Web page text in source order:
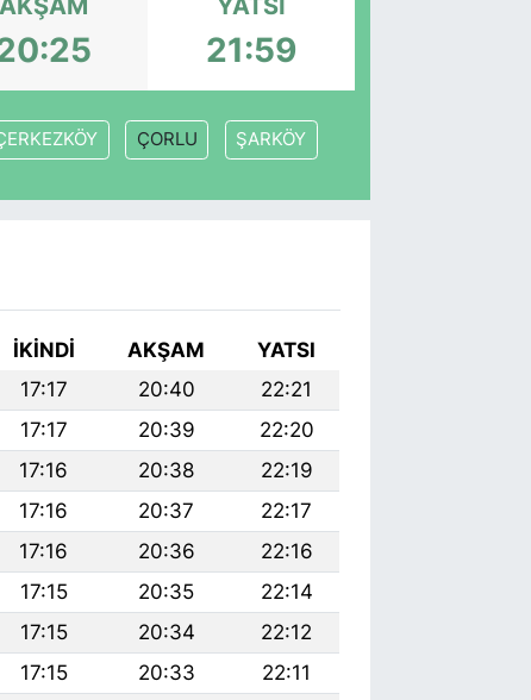
AKŞAM YATSI
21:59
ÇORLU ŞARKÖY
İKINDI AKŞAM
YATSI
17:17 20:40
22:21
17:17 20:39
22:20
17:16 20:38
22:19
17:16 20:37
22:17
17:16 20:36
22:16
17:15 20:35
22:14
17:15 20:34
22:12
17:15 20:33
22:11